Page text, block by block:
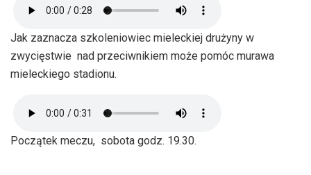
Jak zaznacza szkoleniowiec mieleckiej drużyny w
zwycięstwie nad przeciwnikiem może pomóc murawa
mieleckiego stadionu.
Początek meczu, sobota godz. 19.30.